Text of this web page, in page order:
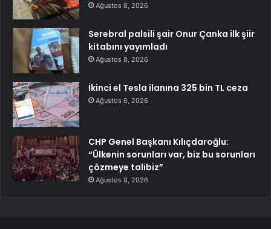
Ağustos 8, 2026
Serebral palsili şair Onur Çanka ilk şiir
kitabını yayımladı
Ağustos 8, 2026
İkinci el Tesla ilanına 325 bin TL ceza
Ağustos 8, 2026
CHP Genel Başkanı Kılıçdaroğlu:
“Ülkenin sorunları var, biz bu sorunları
çözmeye talibiz”
Ağustos 8, 2026